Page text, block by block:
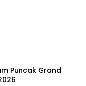
Puncak Grand